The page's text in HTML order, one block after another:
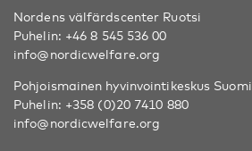
Nordens välfärdscenter Ruotsi
Puhelin: +46 8 545 536 00
info@nordicwelfare.org
Pohjoismainen hyvinvointikeskus Suomi
Puhelin: +358 (0)20 7410 880
info@nordicwelfare.org